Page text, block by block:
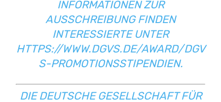
INFORMATIONEN ZUR
AUSSCHREIBUNG FINDEN
INTERESSIERTE UNTER
HTTPS://WWW.DGVS.DE/AWARD/DGV
S-PROMOTIONSSTIPENDIEN.
DIE DEUTSCHE GESELLSCHAFT FÜR